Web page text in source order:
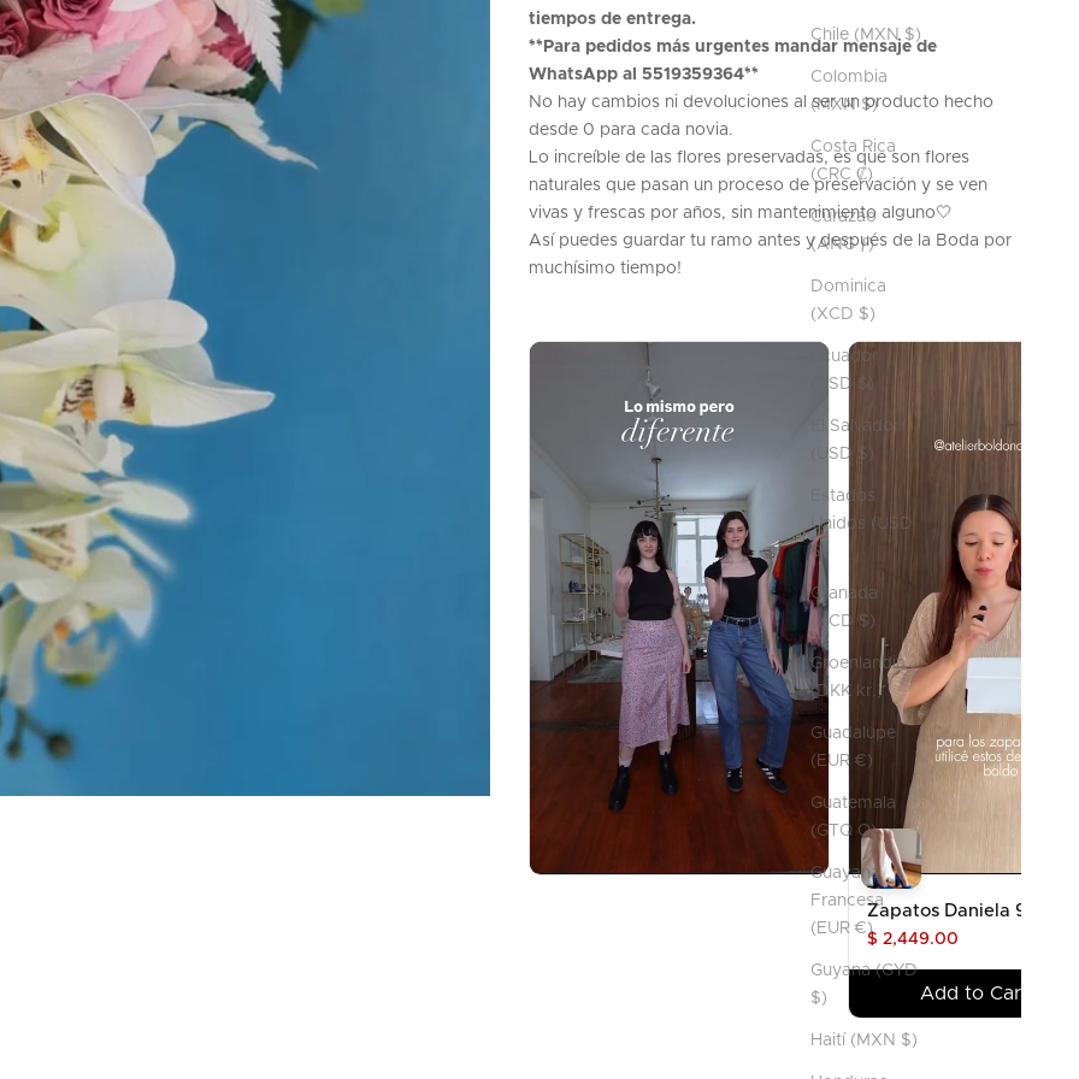
Chile (MXN $)
Colombia
(MXN $)
Costa Rica
(CRC ₡)
Curazao
(ANG ƒ)
Dominica
(XCD $)
Ecuador
(USD $)
El Salvador
(USD $)
Estados
Unidos (USD
$)
Granada
(XCD $)
Groenlandia
(DKK kr.)
Guadalupe
(EUR €)
Guatemala
(GTQ Q)
Guayana
Francesa
(EUR €)
Guyana (GYD
$)
Haití (MXN $)
tiempos de entrega.
**Para pedidos más urgentes mandar mensaje de
WhatsApp al 5519359364**
No hay cambios ni devoluciones al ser un producto hecho
desde 0 para cada novia.
Lo increíble de las flores preservadas, es que son flores
naturales que pasan un proceso de preservación y se ven
vivas y frescas por años, sin mantenimiento alguno🤍
Así puedes guardar tu ramo antes y después de la Boda por
muchísimo tiempo!
Zapatos Daniela 9.5cm
$ 2,449.00
Add to Cart